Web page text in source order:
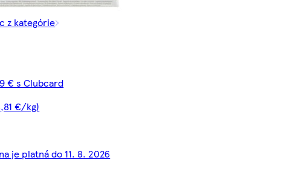
z kategórie
€ s Clubcard
€/kg)
je platná do 11. 8. 2026